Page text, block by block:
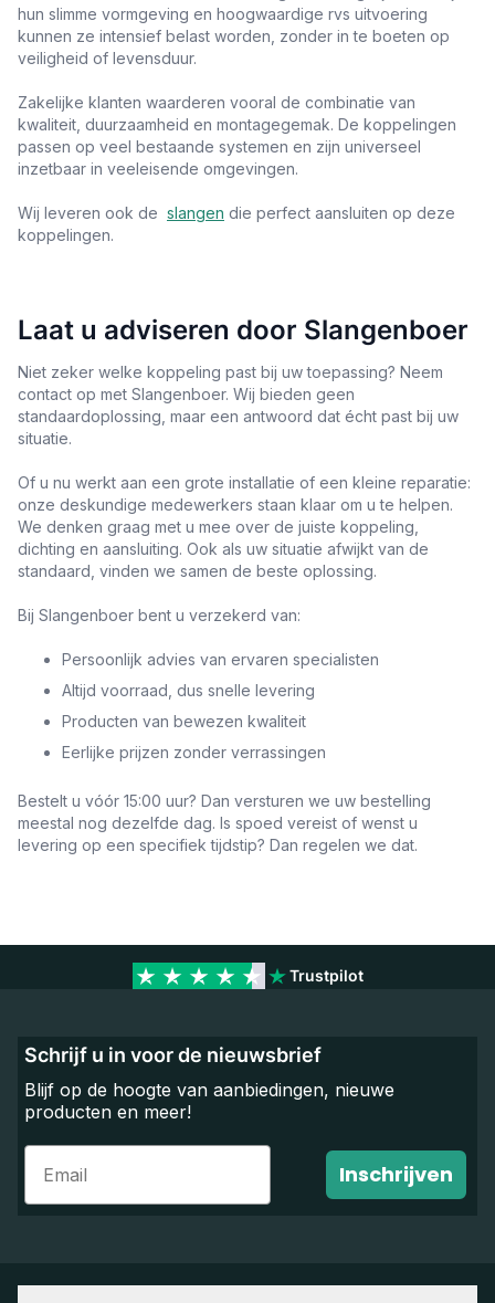
hun slimme vormgeving en hoogwaardige rvs uitvoering
kunnen ze intensief belast worden, zonder in te boeten op
veiligheid of levensduur.
Zakelijke klanten waarderen vooral de combinatie van
kwaliteit, duurzaamheid en montagegemak. De koppelingen
passen op veel bestaande systemen en zijn universeel
inzetbaar in veeleisende omgevingen.
Wij leveren ook de slangen die perfect aansluiten op deze
koppelingen.
Laat u adviseren door Slangenboer
Niet zeker welke koppeling past bij uw toepassing? Neem
contact op met Slangenboer. Wij bieden geen
standaardoplossing, maar een antwoord dat écht past bij uw
situatie.
Of u nu werkt aan een grote installatie of een kleine reparatie:
onze deskundige medewerkers staan klaar om u te helpen.
We denken graag met u mee over de juiste koppeling,
dichting en aansluiting. Ook als uw situatie afwijkt van de
standaard, vinden we samen de beste oplossing.
Bij Slangenboer bent u verzekerd van:
Persoonlijk advies van ervaren specialisten
Altijd voorraad, dus snelle levering
Producten van bewezen kwaliteit
Eerlijke prijzen zonder verrassingen
Bestelt u vóór 15:00 uur? Dan versturen we uw bestelling
meestal nog dezelfde dag. Is spoed vereist of wenst u
levering op een specifiek tijdstip? Dan regelen we dat.
Trustpilot
Schrijf u in voor de nieuwsbrief
Blijf op de hoogte van aanbiedingen, nieuwe
producten en meer!
Email
Inschrijven